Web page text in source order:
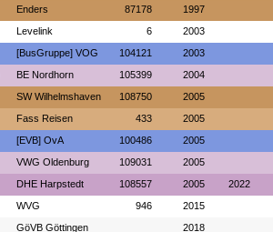
Enders 87178 1997
Levelink 6 2003
[BusGruppe] VOG 104121 2003
BE Nordhorn 105399 2004
SW Wilhelmshaven 108750 2005
Fass Reisen 433 2005
[EVB] OvA 100486 2005
VWG Oldenburg 109031 2005
DHE Harpstedt 108557 2005 2022
WVG 946 2015
GöVB Göttingen 2018